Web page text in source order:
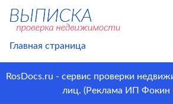
Главная страница
RosDocs.ru - сервис проверки
лиц. (Реклама ИП Фокин